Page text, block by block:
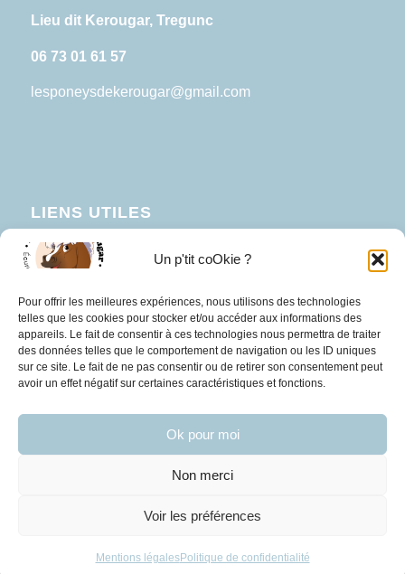
Un p'tit coOkie ?
Pour offrir les meilleures expériences, nous utilisons des technologies
telles que les cookies pour stocker et/ou accéder aux informations des
appareils. Le fait de consentir à ces technologies nous permettra de traiter
des données telles que le comportement de navigation ou les ID uniques
sur ce site. Le fait de ne pas consentir ou de retirer son consentement peut
avoir un effet négatif sur certaines caractéristiques et fonctions.
Ok pour moi
Non merci
Voir les préférences
Mentions légalesPolitique de confidentialité
Lieu dit Kerougar, Tregunc
06 73 01 61 57
lesponeysdekerougar@gmail.com
LIENS UTILES
Mentions Légales
Mon compte